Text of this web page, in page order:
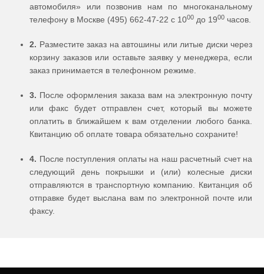
автомобиля» или позвонив нам по многоканальному
телефону в Москве (495) 662-47-22 с 1000 до 1900 часов.
2. Разместите заказ на автошины или литые диски через
корзину заказов или оставьте заявку у менеджера, если
заказ принимается в телефонном режиме.
3. После оформления заказа вам на электронную почту
или факс будет отправлен счет, который вы можете
оплатить в ближайшем к вам отделении любого банка.
Квитанцию об оплате товара обязательно сохраните!
4. После поступления оплаты на наш расчетный счет на
следующий день покрышки и (или) колесные диски
отправляются в транспортную компанию. Квитанция об
отправке будет выслана вам по электронной почте или
факсу.